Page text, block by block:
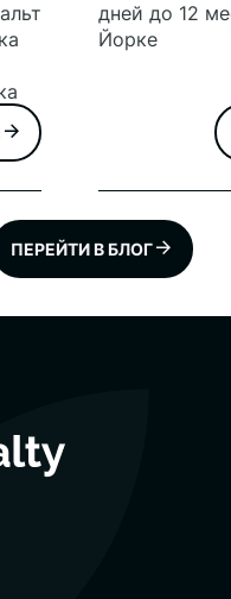
дней до 12
Йорке
ПЕРЕЙТИ В БЛОГ